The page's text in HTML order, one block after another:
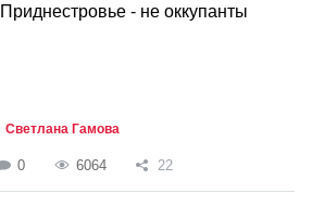
Приднестровье - не оккупанты
Светлана Гамова
0 6064 22